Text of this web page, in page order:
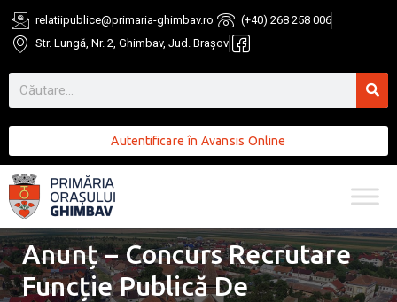
relatiipublice@primaria-ghimbav.ro
(+40) 268 258 006
Str. Lungă, Nr. 2, Ghimbav, Jud. Brașov
Autentificare în Avansis Online
Anunț – Concurs Recrutare
Funcție Publică De